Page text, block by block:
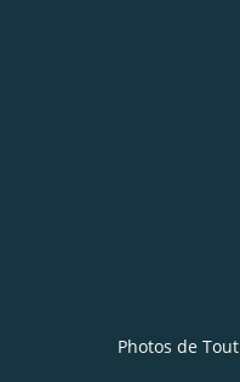
Photos de Tout